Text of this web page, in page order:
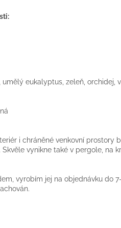
umělý eukalyptus, zeleň, orchidej,
i chráněné venkovní prostory
vynikne také v pergole, na
vyrobím jej na objednávku do